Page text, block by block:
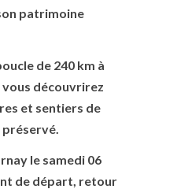
patrimoine
de 240 km à
découvrirez
et sentiers de
le samedi 06
de départ, retour